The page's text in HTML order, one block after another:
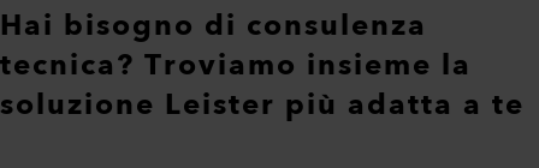
Hai bisogno di consulenza
tecnica? Troviamo insieme la
soluzione Leister più adatta a te